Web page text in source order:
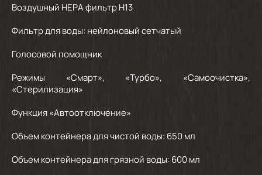
Воздушный НЕРА фильтр H13
Фильтр для воды: нейлоновый сетчатый
Голосовой помощник
Режимы «Смарт», «Турбо», «Самоочистка»,
«Стерилизация»
Функция «Автоотключение»
Объем контейнера для чистой воды: 650 мл
Объем контейнера для грязной воды: 600 мл